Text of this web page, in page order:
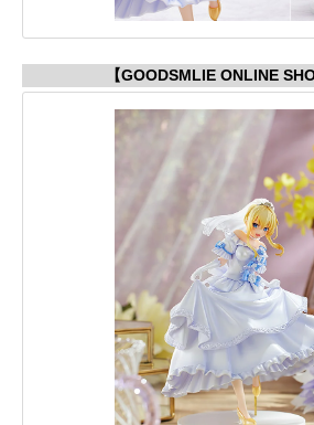
【GOODSMLIE ONLINE